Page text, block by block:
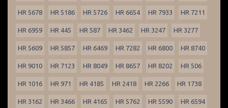
HR 5678 HR 5186 HR 5726 HR 6654 HR 7933 HR 7211
HR 6959 HR 445 HR 587 HR 3462 HR 3247 HR 3277
HR 5609 HR 5857 HR 6469 HR 7282 HR 6800 HR 8740
HR 9010 HR 7123 HR 8049 HR 8657 HR 8202 HR 506
HR 1016 HR 971 HR 4185 HR 2418 HR 2266 HR 1738
HR 3162 HR 3466 HR 4165 HR 5762 HR 5590 HR 6594